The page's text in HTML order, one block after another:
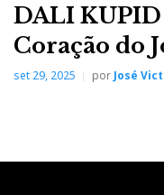
DALI
Coração do
set 29, 2025 porJosé